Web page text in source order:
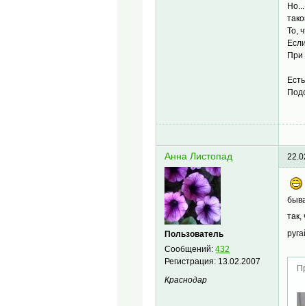
То,
При
Анна Листопад
Пользователь
Сообщений:432
Регистрация: 13.02.2007
Краснодар